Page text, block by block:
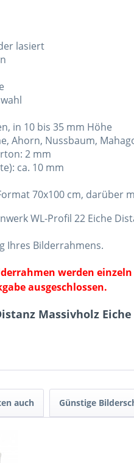
lasiert
in 10 bis 35 mm Höhe
Ahorn, Nussbaum,
2 mm
ca. 10 mm
70x100 cm, darüber
WL-Profil 22 Eiche
Ihres Bilderrahmens.
werden
ausgeschlossen.
Massivholz Eiche
auch Günstige